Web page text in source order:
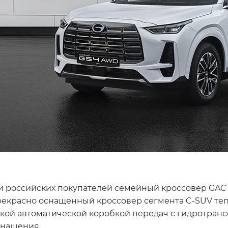
покупателей семейный кроссовер
оснащенный кроссовер сегмента C-SUV
автоматической коробкой передач с